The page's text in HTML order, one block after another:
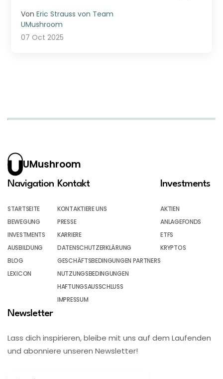
VonEric Strauss von Team
UMushroom
07 Oct 2025
UMushroom
Navigation
STARTSEITE
BEWEGUNG
INVESTMENTS
AUSBILDUNG
BLOG
LEXICON
Kontakt
KONTAKTIERE UNS
PRESSE
KARRIERE
DATENSCHUTZERKLÄRUNG
GESCHÄFTSBEDINGUNGEN PARTNERS
NUTZUNGSBEDINGUNGEN
HAFTUNGSAUSSCHLUSS
IMPRESSUM
Investments
AKTIEN
ANLAGEFONDS
ETFS
KRYPTOS
Newsletter
Lass dich inspirieren, bleibe mit uns auf dem Laufenden
und abonniere unseren Newsletter!